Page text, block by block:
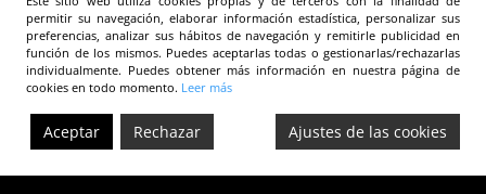
permitir su navegación, elaborar información estadística, personalizar sus
preferencias, analizar sus hábitos de navegación y remitirle publicidad en
función de los mismos. Puedes aceptarlas todas o gestionarlas/rechazarlas
individualmente. Puedes obtener más información en nuestra página de
cookies en todo momento. Leer más
Aceptar Rechazar Ajustes de las cookies